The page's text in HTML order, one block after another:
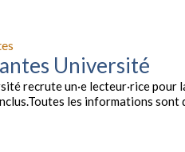
Université
recrute un·e lecteur·rice
les informations sont